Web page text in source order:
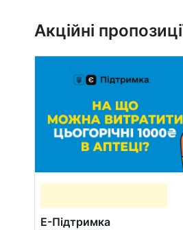
Акційні
Е-Підтримка